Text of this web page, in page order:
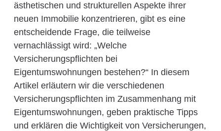
ästhetischen und strukturellen Aspekte ihrer
neuen Immobilie konzentrieren, gibt es eine
entscheidende Frage, die teilweise
vernachlässigt wird: „Welche
Versicherungspflichten bei
Eigentumswohnungen bestehen?“ In diesem
Artikel erläutern wir die verschiedenen
Versicherungspflichten im Zusammenhang mit
Eigentumswohnungen, geben praktische Tipps
und erklären die Wichtigkeit von Versicherungen,